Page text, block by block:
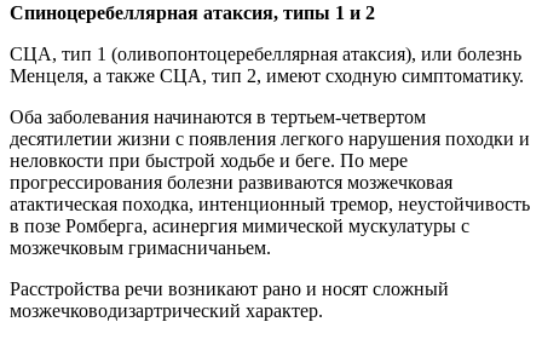
Спиноцеребеллярная атаксия, типы 1 и 2
СЦА, тип 1 (оливопонтоцеребеллярная атаксия), или болезнь
Менцеля, а также СЦА, тип 2, имеют сходную симптоматику.
Оба заболевания начинаются в тертьем-четвертом
десятилетии жизни с появления легкого нарушения походки и
неловкости при быстрой ходьбе и беге. По мере
прогрессирования болезни развиваются мозжечковая
атактическая походка, интенционный тремор, неустойчивость
в позе Ромберга, асинергия мимической мускулатуры с
мозжечковым гримасничаньем.
Расстройства речи возникают рано и носят сложный
мозжечководизартрический характер.